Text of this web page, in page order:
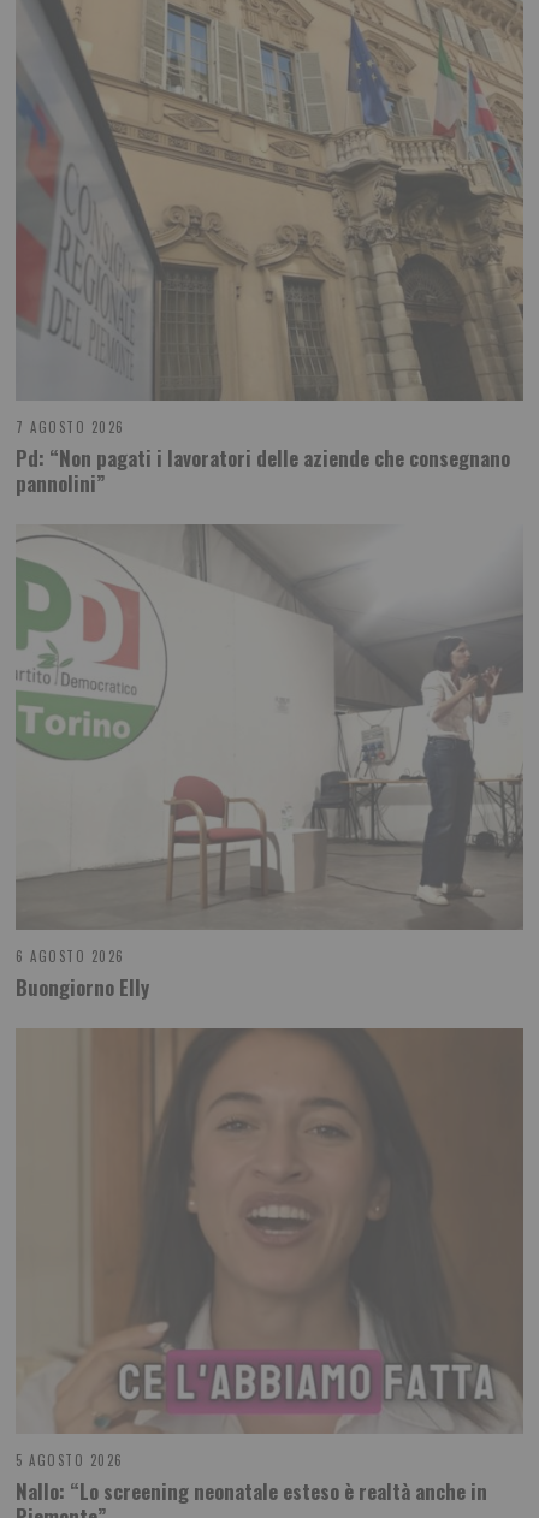
7 AGOSTO 2026
Pd: “Non pagati i lavoratori delle aziende che consegnano
pannolini”
6 AGOSTO 2026
Buongiorno Elly
5 AGOSTO 2026
Nallo: “Lo screening neonatale esteso è realtà anche in